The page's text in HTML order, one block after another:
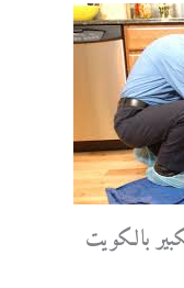
بالكويت